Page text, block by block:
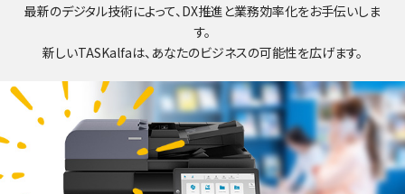
最新のデジタル技術によって、DX推進と業務効率化をお手伝いしま
す。
新しいTASKalfaは、あなたのビジネスの可能性を広げます。